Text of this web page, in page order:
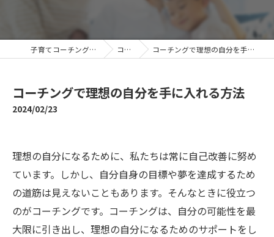
子育てコーチングならYTC コラム コーチングで理想の自分を手に入れる方法
コーチングで理想の自分を手に入れる方法
2024/02/23
理想の自分になるために、私たちは常に自己改善に努め
ています。しかし、自分自身の目標や夢を達成するため
の道筋は見えないこともあります。そんなときに役立つ
のがコーチングです。コーチングは、自分の可能性を最
大限に引き出し、理想の自分になるためのサポートをし